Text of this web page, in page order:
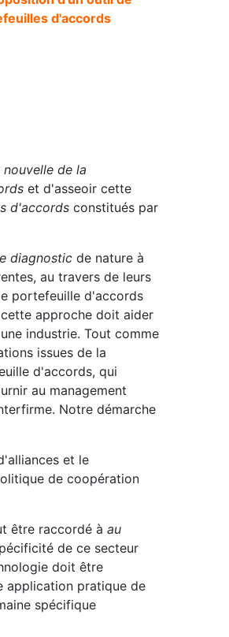
d'accords
de la
et d'asseoir cette
d'accords constitués par
diagnostic de nature à
au travers de leurs
portefeuille d'accords
approche doit aider
industrie. Tout comme
issues de la
d'accords, qui
au management
Notre démarche
et le
de coopération
être raccordé à au
de ce secteur
doit être
application pratique de
spécifique